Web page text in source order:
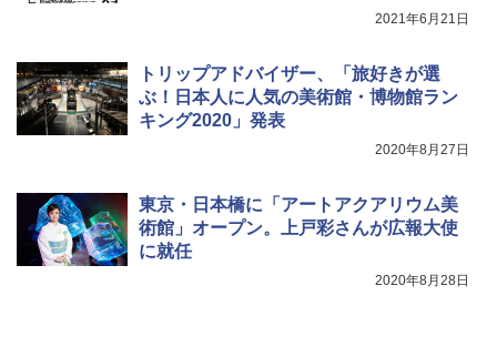
イド ブラックコーティング フルクローズ メ
ッシュ 4人用 簡単設置 ポップアップテント P
ATCW-150B エクルベージュ
HYREKK 八角形タープ 防水タープ 3×4.5m
ブラックラバーコーティング UPF50+ UVカ
ット 5000mm耐水圧 210D生地 遮光
2021年6月21日
トリップアドバイザー、「旅好きが選
ぶ！日本人に人気の美術館・博物館ラン
キング2020」発表
2020年8月27日
東京・日本橋に「アートアクアリウム美
術館」オープン。上戸彩さんが広報大使
に就任
2020年8月28日